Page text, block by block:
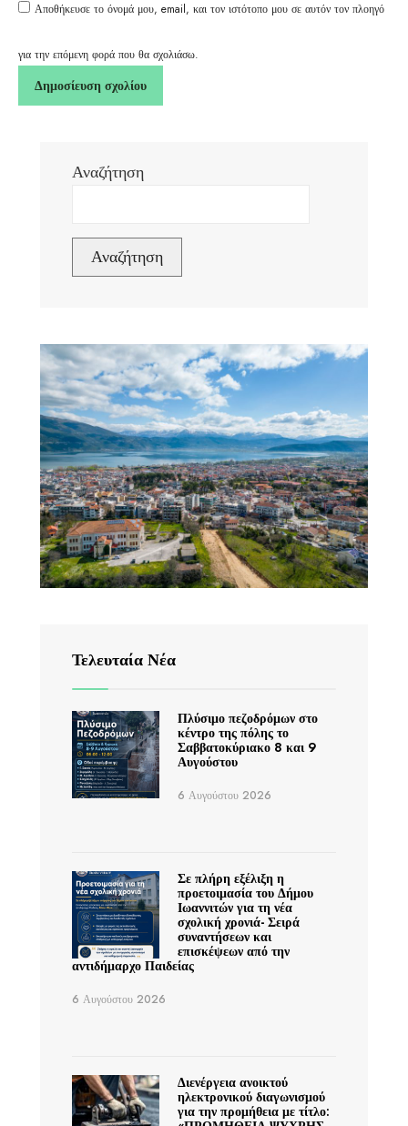
Αποθήκευσε το όνομά μου, email, και τον ιστότοπο μου σε αυτόν τον πλοηγό
για την επόμενη φορά που θα σχολιάσω.
Αναζήτηση
Αναζήτηση
Τελευταία Νέα
Πλύσιμο πεζοδρόμων στο
κέντρο της πόλης το
Σαββατοκύριακο 8 και 9
Αυγούστου
6 Αυγούστου 2026
Σε πλήρη εξέλιξη η
προετοιμασία του Δήμου
Ιωαννιτών για τη νέα
σχολική χρονιά- Σειρά
συναντήσεων και
επισκέψεων από την
αντιδήμαρχο Παιδείας
6 Αυγούστου 2026
Διενέργεια ανοικτού
ηλεκτρονικού διαγωνισμού
για την προμήθεια με τίτλο: